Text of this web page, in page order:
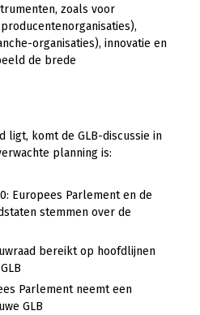
zoals voor
organisaties), innovatie en
de brede
ligt, komt de GLB-discussie in
planning is:
Europees Parlement en de
stemmen over de
bereikt op hoofdlijnen
Parlement neemt een
GLB